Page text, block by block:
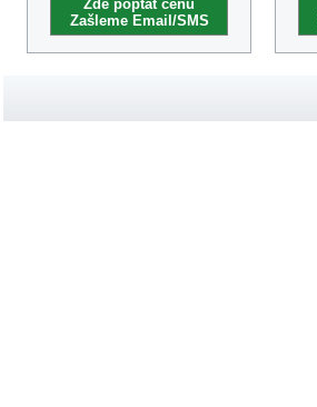
Zde poptat cenu
Zašleme Email/SMS